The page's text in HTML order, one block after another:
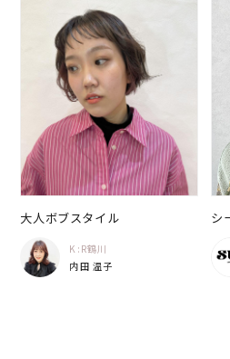
大人ボブスタイル
K:R鶴川
内田 温子
シ